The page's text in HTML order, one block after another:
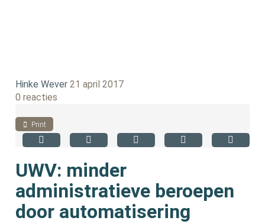
Hinke Wever 21 april 2017
0 reacties
Print
UWV: minder
administratieve beroepen
door automatisering